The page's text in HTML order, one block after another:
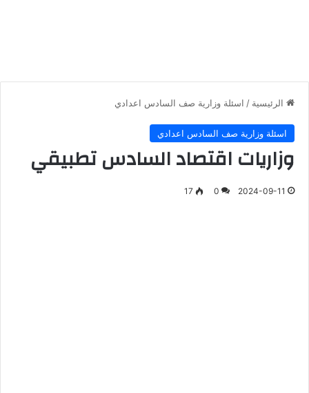
الرئيسية / اسئلة وزارية صف السادس اعدادي
اسئلة وزارية صف السادس اعدادي
وزاريات اقتصاد السادس تطبيقي
2024-09-11
0
17